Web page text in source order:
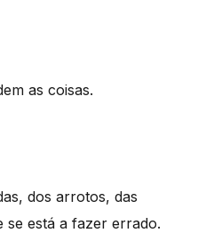
as coisas.
dos arrotos, das
se está a fazer errado.